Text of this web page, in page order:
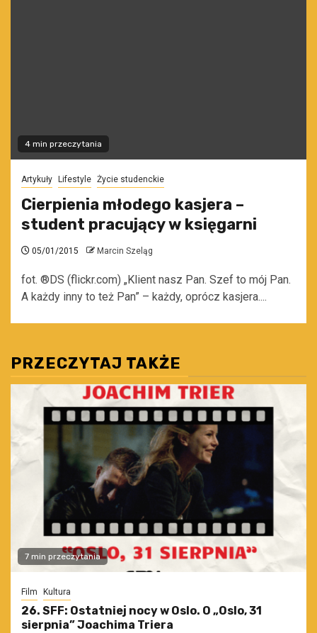
4 min przeczytania
Artykuły Lifestyle Życie studenckie
Cierpienia młodego kasjera –
student pracujący w księgarni
05/01/2015 Marcin Szeląg
fot. ®DS (flickr.com) „Klient nasz Pan. Szef to mój Pan.
A każdy inny to też Pan” – każdy, oprócz kasjera....
PRZECZYTAJ TAKŻE
7 min przeczytania
Film Kultura
26. SFF: Ostatniej nocy w Oslo. O „Oslo, 31
sierpnia” Joachima Triera